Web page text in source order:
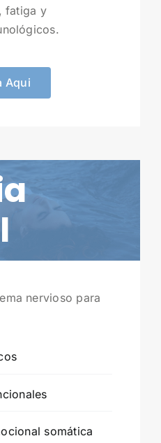
fatiga y
Aqui
nervioso para
somática